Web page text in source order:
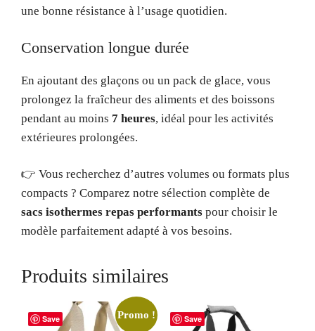
une bonne résistance à l’usage quotidien.
Conservation longue durée
En ajoutant des glaçons ou un pack de glace, vous
prolongez la fraîcheur des aliments et des boissons
pendant au moins 7 heures, idéal pour les activités
extérieures prolongées.
👉 Vous recherchez d’autres volumes ou formats plus
compacts ? Comparez notre sélection complète de
sacs isothermes repas performants pour choisir le
modèle parfaitement adapté à vos besoins.
Produits similaires
Save Promo ! Save